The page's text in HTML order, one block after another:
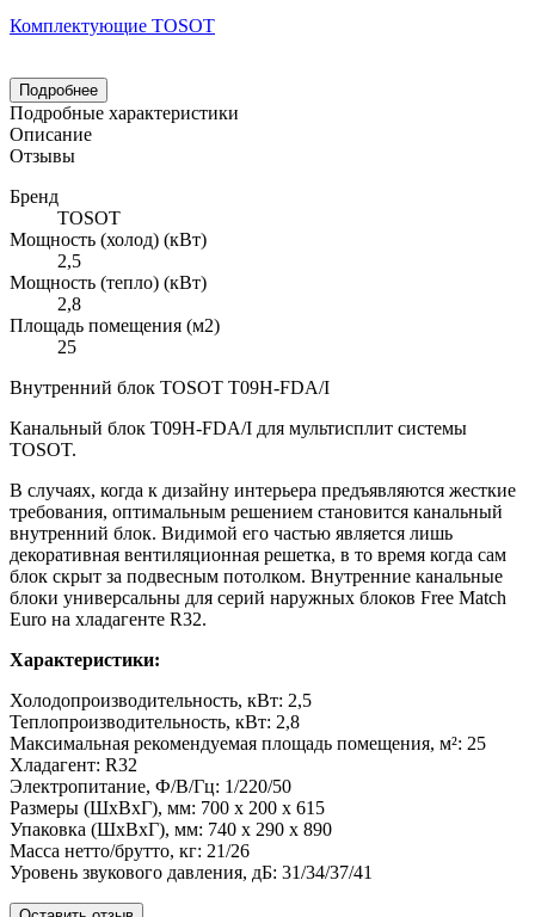
Комплектующие TOSOT
Подробнее
Подробные характеристики
Описание
Отзывы
Бренд
TOSOT
Мощность (холод) (кВт)
2,5
Мощность (тепло) (кВт)
2,8
Площадь помещения (м2)
25
Внутренний блок TOSOT T09H-FDA/I
Канальный блок T09H-FDA/I для мультисплит системы
TOSOT.
В случаях, когда к дизайну интерьера предъявляются жесткие
требования, оптимальным решением становится канальный
внутренний блок. Видимой его частью является лишь
декоративная вентиляционная решетка, в то время когда сам
блок скрыт за подвесным потолком. Внутренние канальные
блоки универсальны для серий наружных блоков Free Match
Euro на хладагенте R32.
Характеристики:
Холодопроизводительность, кВт: 2,5
Теплопроизводительность, кВт: 2,8
Максимальная рекомендуемая площадь помещения, м²: 25
Хладагент: R32
Электропитание, Ф/В/Гц: 1/220/50
Размеры (ШхВхГ), мм: 700 x 200 x 615
Упаковка (ШхВхГ), мм: 740 x 290 x 890
Масса нетто/брутто, кг: 21/26
Уровень звукового давления, дБ: 31/34/37/41